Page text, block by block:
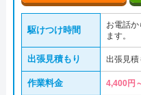
駆けつけ時間
お電話
ます。
出張見積もり 出張見積
作業料金 4,400円